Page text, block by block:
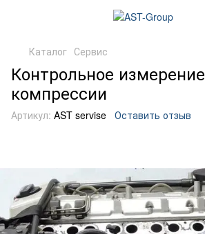
Каталог Сервис
Контрольное измерение
компрессии
Артикул: AST servise Оставить отзыв